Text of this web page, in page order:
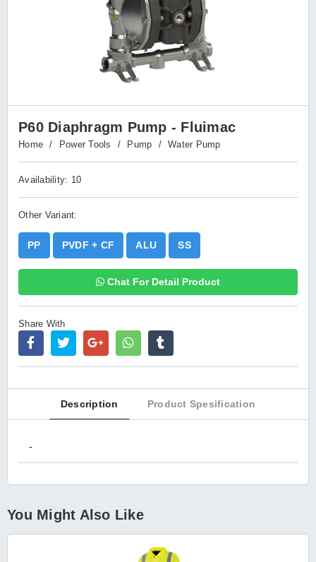
P60 Diaphragm Pump - Fluimac
Home / Power Tools / Pump / Water Pump
Availability: 10
Other Variant:
PP PVDF + CF ALU SS
Chat For Detail Product
Share With
Description Product Spesification
-
You Might Also Like